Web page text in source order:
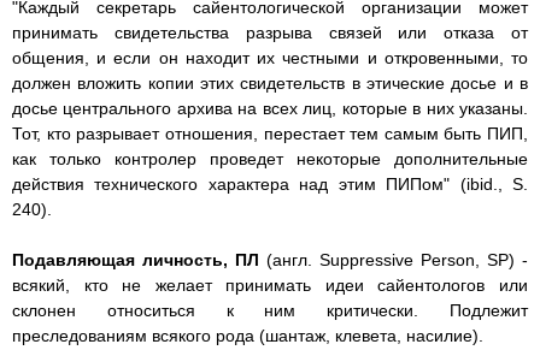
"Каждый секретарь сайентологической организации может
принимать свидетельства разрыва связей или отказа от
общения, и если он находит их честными и откровенными, то
должен вложить копии этих свидетельств в этические досье и в
досье центрального архива на всех лиц, которые в них указаны.
Тот, кто разрывает отношения, перестает тем самым быть ПИП,
как только контролер проведет некоторые дополнительные
действия технического характера над этим ПИПом" (ibid., S.
240).
Подавляющая личность, ПЛ (англ. Suppressive Person, SP) -
всякий, кто не желает принимать идеи сайентологов или
склонен относиться к ним критически. Подлежит
преследованиям всякого рода (шантаж, клевета, насилие).